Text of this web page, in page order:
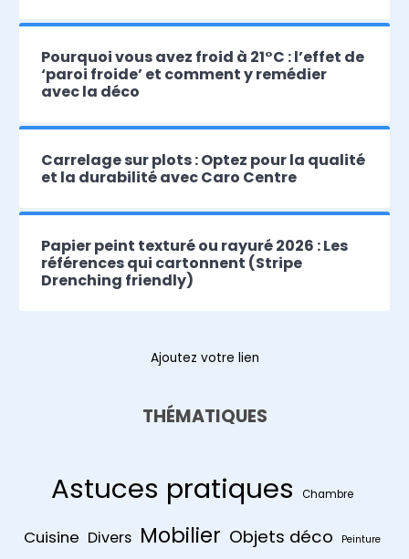
Pourquoi vous avez froid à 21°C : l’effet de
‘paroi froide’ et comment y remédier
avec la déco
Carrelage sur plots : Optez pour la qualité
et la durabilité avec Caro Centre
Papier peint texturé ou rayuré 2026 : Les
références qui cartonnent (Stripe
Drenching friendly)
Ajoutez votre lien
THÉMATIQUES
Astuces pratiques Chambre
Cuisine Divers Mobilier Objets déco Peinture